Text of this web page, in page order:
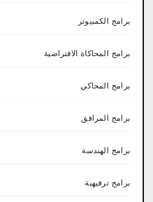
برامج الكمبيوتر
برامج المحاكاة الافتراضية
برامج المحاكي
برامج المرافق
برامج الهندسة
برامج ترفيهية